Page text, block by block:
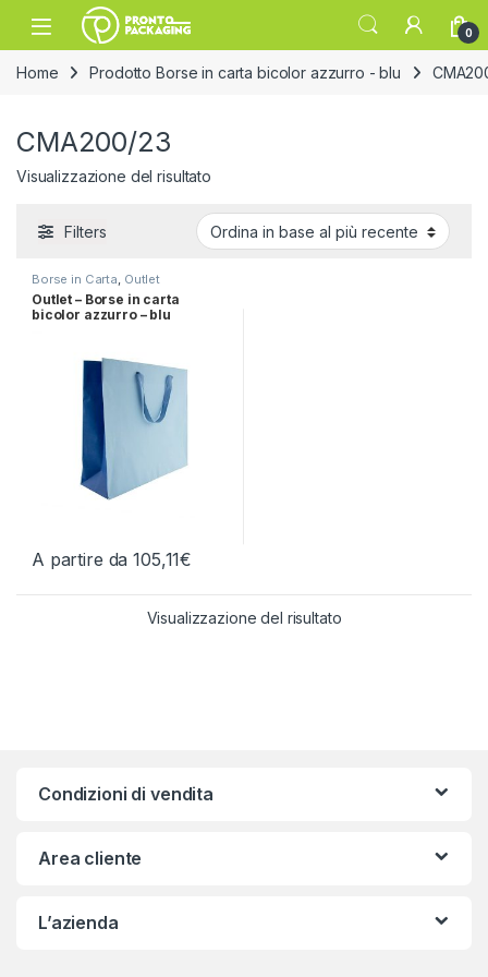
Skip to navigation
Skip to content
Open 0
Home Prodotto Borse in carta bicolor azzurro - blu
CMA200/23
Visualizzazione del risultato
Filters
Borse in Carta, Outlet
Outlet – Borse in carta
bicolor azzurro – blu
A partire da105,11€
Questo prodotto ha più varianti. Le opzioni possono essere
Visualizzazione del risultato
Condizioni di vendita
Area cliente
L’azienda